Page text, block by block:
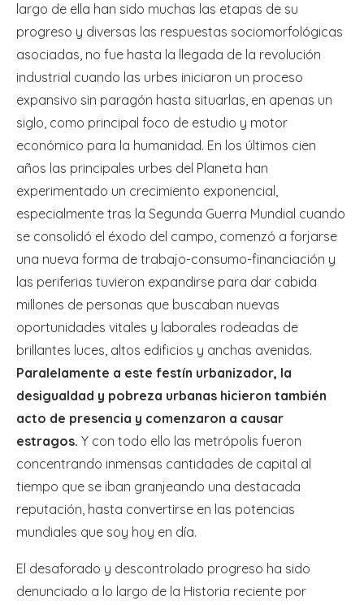
largo de ella han sido muchas las etapas de su
progreso y diversas las respuestas sociomorfológicas
asociadas, no fue hasta la llegada de la revolución
industrial cuando las urbes iniciaron un proceso
expansivo sin paragón hasta situarlas, en apenas un
siglo, como principal foco de estudio y motor
económico para la humanidad. En los últimos cien
años las principales urbes del Planeta han
experimentado un crecimiento exponencial,
especialmente tras la Segunda Guerra Mundial cuando
se consolidó el éxodo del campo, comenzó a forjarse
una nueva forma de trabajo-consumo-financiación y
las periferias tuvieron expandirse para dar cabida
millones de personas que buscaban nuevas
oportunidades vitales y laborales rodeadas de
brillantes luces, altos edificios y anchas avenidas.
Paralelamente a este festín urbanizador, la
desigualdad y pobreza urbanas hicieron también
acto de presencia y comenzaron a causar
estragos. Y con todo ello las metrópolis fueron
concentrando inmensas cantidades de capital al
tiempo que se iban granjeando una destacada
reputación, hasta convertirse en las potencias
mundiales que soy hoy en día.
El desaforado y descontrolado progreso ha sido
denunciado a lo largo de la Historia reciente por